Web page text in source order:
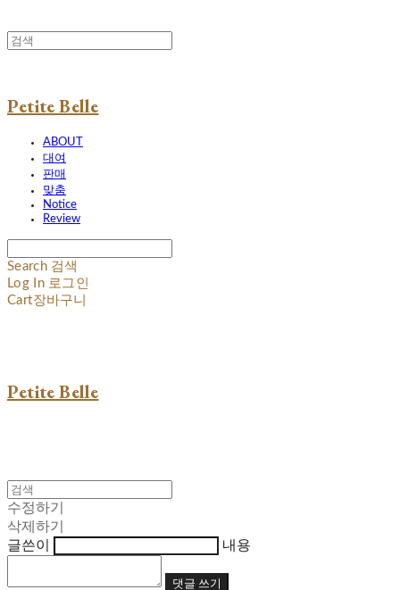
Petite Belle
ABOUT
대여
판매
맞춤
Notice
Review
Search 검색
Log In 로그인
Cart장바구니
Petite Belle
수정하기
삭제하기
글쓴이
내용
댓글 쓰기